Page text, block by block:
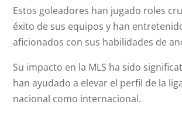
Estos goleadores han jugado roles
éxito de sus equipos y han
aficionados con sus habilidades de
Su impacto en la MLS ha sido
han ayudado a elevar el perfil de la
nacional como internacional.